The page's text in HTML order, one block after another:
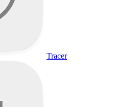
Tracer